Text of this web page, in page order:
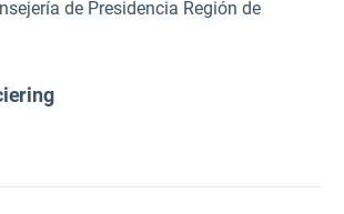
de Presidencia Región de